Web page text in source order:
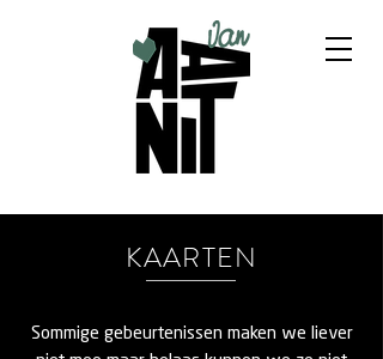
KAARTEN
Sommige gebeurtenissen maken we liever